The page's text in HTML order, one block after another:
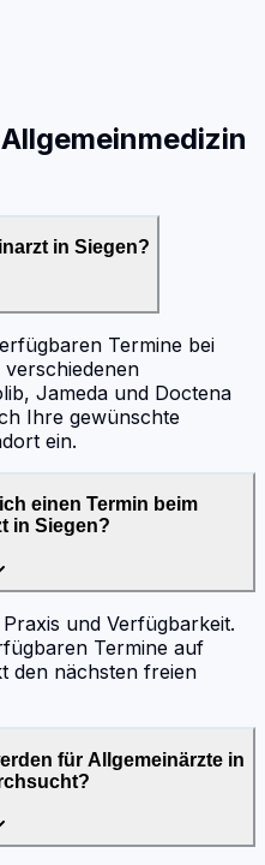
Allgemeinmedizin
in Siegen?
Termine bei
verschiedenen
Jameda und Doctena
Ihre gewünschte
ein.
einen Termin beim
in Siegen?
und Verfügbarkeit.
Termine auf
den nächsten freien
für Allgemeinärzte in